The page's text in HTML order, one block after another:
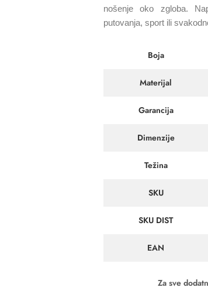
nošenje oko zgloba.
putovanja, sport ili
Boja
Materijal
Garancija
Dimenzije
Težina
SKU
SKU DIST
EAN
Za sve